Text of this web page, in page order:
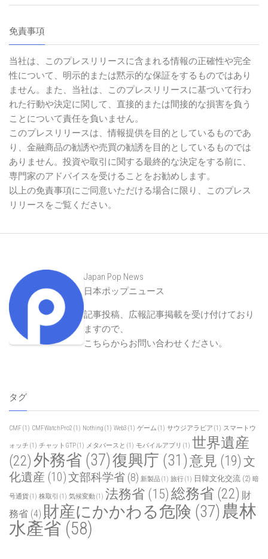
免責事項
当社は、このプレスリリースに含まれる情報の正確性や完全
性について、明示的または黙示的な保証をするものではあり
ません。また、当社は、このプレスリリースに基づいて行わ
れた行動や決定に関して、直接的または間接的な損害を負う
ことについて責任を負いません。
このプレスリリースは、情報提供を目的としているものであ
り、金融商品の勧誘や売買の勧誘を目的としているものでは
ありません。投資や取引に関する最終的な決定をする前に、
専門家のアドバイスを受けることをお勧めします。
以上の免責事項にご同意いただける場合に限り、このプレス
リリースをご覧ください。
Japan Pop News
日本ポップニュース
記事投稿、広報記事掲載を受け付けており
ますので、
こちらからお問い合わせください。
タグ
CMF (1) CMFWatchPro2 (1) Nothing (1) Web3 (1) ゲーム (1) サウジアラビア (1) スマートウ
ォッチ (1) チャットGTP(1) メタバースと (1) モバイルアプリ (1) 世界遺産
(22)外務省 (37)復興庁 (31)意見 (19) 文
化遺産 (10)文部科学省 (8) 新製品(1) 旅行(1) 日韓文化交流 (2) 暗
号通貨(1) 株取引 (1) 気候変動(1) 法務省 (15) 総務省 (22) 財
務省 (4) 財産にかかわる危険 (37) 農林
水產省 (58)